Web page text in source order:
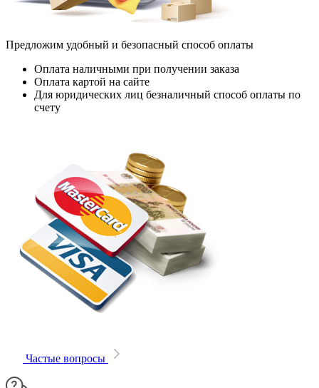
Предложим удобный и безопасный способ оплаты
Оплата наличными при получении заказа
Оплата картой на сайте
Для юридических лиц безналичный способ оплаты по
счету
Частые вопросы